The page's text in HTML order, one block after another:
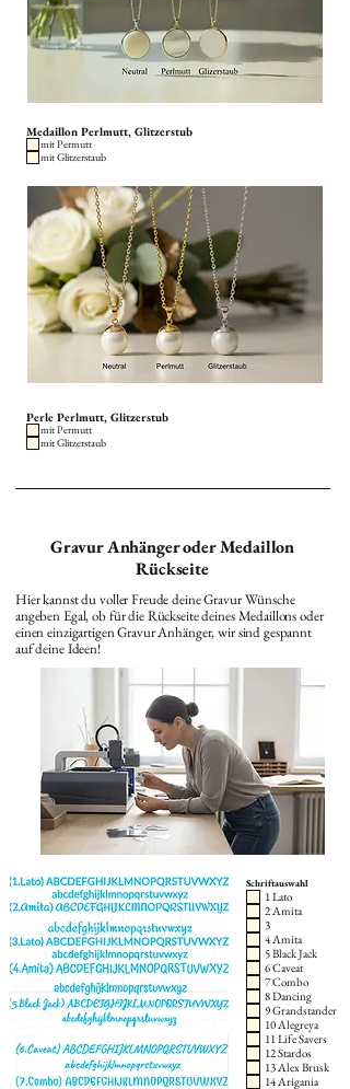
Medaillon Perlmutt, Glitzerstub
mit Permutt
mit Glitzerstaub
Perle Perlmutt, Glitzerstub
mit Permutt
mit Glitzerstaub
Gravur Anhänger oder Medaillon
Rückseite
Hier kannst du voller Freude deine Gravur Wünsche
angeben Egal, ob für die Rückseite deines Medaillons oder
einen einzigartigen Gravur Anhänger, wir sind gespannt
auf deine Ideen!
Schriftauswahl
1 Lato
2 Amita
3
4 Amita
5 Black Jack
6 Caveat
7 Combo
8 Dancing
9 Grandstander
10 Alegreya
11 Life Savers
12 Stardos
13 Alex Brusk
14 Arigania